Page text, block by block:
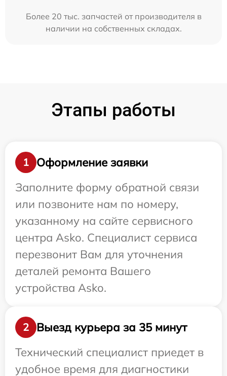
Более 20 тыс. запчастей от производителя в
наличии на собственных складах.
Этапы работы
1
Оформление заявки
Заполните форму обратной связи
или позвоните нам по номеру,
указанному на сайте сервисного
центра Asko. Специалист сервиса
перезвонит Вам для уточнения
деталей ремонта Вашего
устройства Asko.
2
Выезд курьера за 35 минут
Технический специалист приедет в
удобное время для диагностики